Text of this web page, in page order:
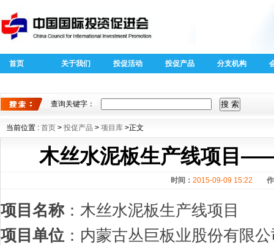
首页 关于我们 投促活动 投促产品 分支机构
投资专题 资新趋势新
特征
查询关键字：
当前位置 : 首页 > 投促产品 > 项目库 >正文
木丝水泥板生产线项目
时间： 2015-09-09 15:22
项目名称：木丝水泥板生产线项目
项目单位 ：内蒙古丛巨板业股份有限